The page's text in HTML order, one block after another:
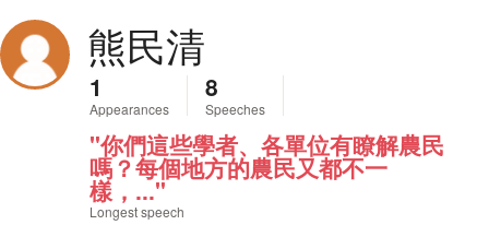
熊民清
1
Appearances
8
Speeches
"你們這些學者、各單位有瞭解農民
嗎？每個地方的農民又都不一
樣，..."
Longest speech